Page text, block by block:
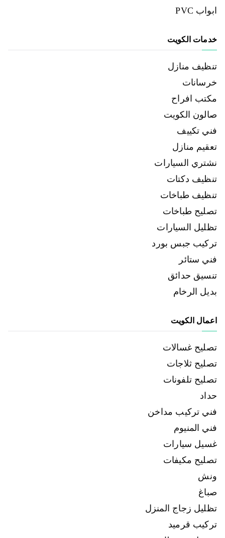
ابواب PVC
خدمات الكويت
تنظيف منازل
خرسانات
مكتب افراح
صالون الكويت
فني تكييف
تعقيم منازل
نشتري السيارات
تنظيف دكتات
تنظيف طباخات
تصليح طباخات
تظليل السيارات
تركيب جبس بورد
فني ستائر
تنسيق حدائق
بديل الرخام
اعمال الكويت
تصليح غسالات
تصليح ثلاجات
تصليح تلفونات
حداد
فني تركيب مداخن
فني المنيوم
غسيل سيارات
تصليح مكيفات
ونش
صباغ
تظليل زجاج المنزل
تركيب قرميد